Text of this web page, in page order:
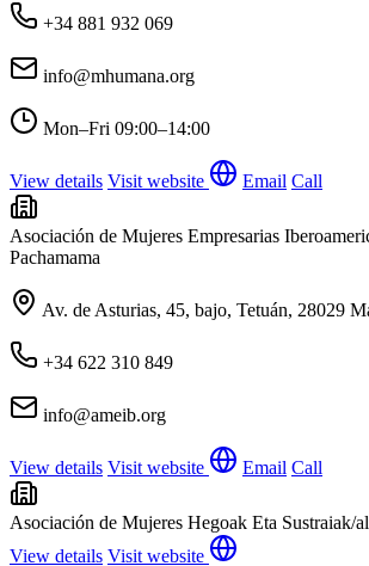
+34 881 932 069
info@mhumana.org
Mon–Fri 09:00–14:00
View details Visit website Email Call
Asociación de Mujeres Empresarias
Pachamama
Av. de Asturias, 45, bajo, Tetuán, 28029
+34 622 310 849
info@ameib.org
View details Visit website Email Call
Asociación de Mujeres Hegoak Eta Sustraiak/
View details Visit website